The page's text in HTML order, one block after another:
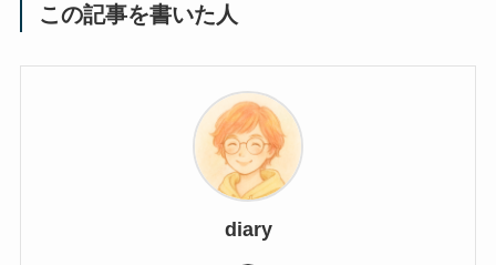
この記事を書いた人
diary